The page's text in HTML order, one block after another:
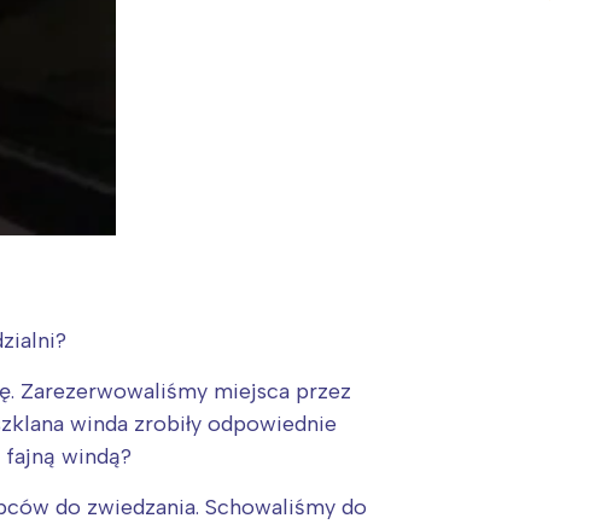
Zarezerwowaliśmy miejsca przez
winda zrobiły odpowiednie
windą?
do zwiedzania. Schowaliśmy do